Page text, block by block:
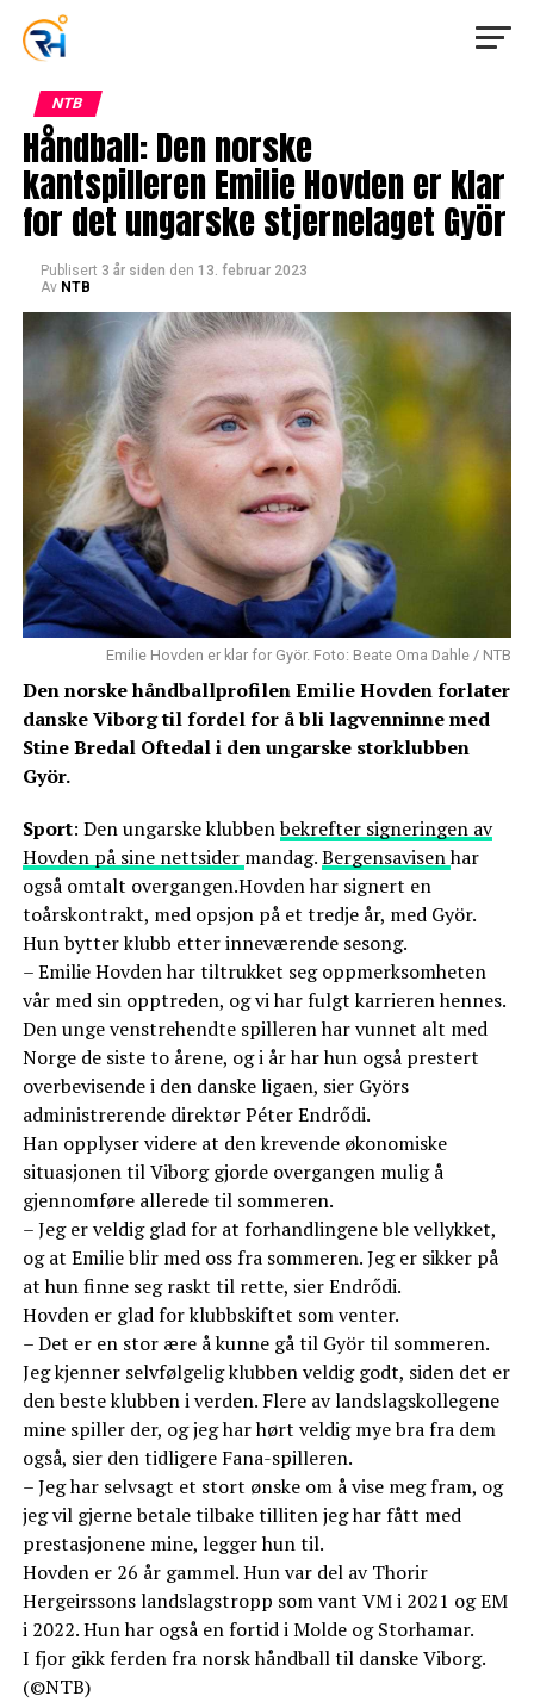
NTB
Håndball: Den norske
kantspilleren Emilie Hovden er klar
for det ungarske stjernelaget Györ
Publisert 3 år siden den 13. februar 2023
Av NTB
Emilie Hovden er klar for Györ. Foto: Beate Oma Dahle / NTB
Den norske håndballprofilen Emilie Hovden forlater
danske Viborg til fordel for å bli lagvenninne med
Stine Bredal Oftedal i den ungarske storklubben
Györ.
Sport: Den ungarske klubbenbekrefter signeringen av
Hovden på sine nettsider mandag.Bergensavisenhar
også omtalt overgangen.Hovden har signert en
toårskontrakt, med opsjon på et tredje år, med Györ.
Hun bytter klubb etter inneværende sesong.
– Emilie Hovden har tiltrukket seg oppmerksomheten
vår med sin opptreden, og vi har fulgt karrieren hennes.
Den unge venstrehendte spilleren har vunnet alt med
Norge de siste to årene, og i år har hun også prestert
overbevisende i den danske ligaen, sier Györs
administrerende direktør Péter Endrődi.
Han opplyser videre at den krevende økonomiske
situasjonen til Viborg gjorde overgangen mulig å
gjennomføre allerede til sommeren.
– Jeg er veldig glad for at forhandlingene ble vellykket,
og at Emilie blir med oss ​​fra sommeren. Jeg er sikker på
at hun finne seg raskt til rette, sier Endrődi.
Hovden er glad for klubbskiftet som venter.
– Det er en stor ære å kunne gå til Györ til sommeren.
Jeg kjenner selvfølgelig klubben veldig godt, siden det er
den beste klubben i verden. Flere av landslagskollegene
mine spiller der, og jeg har hørt veldig mye bra fra dem
også, sier den tidligere Fana-spilleren.
– Jeg har selvsagt et stort ønske om å vise meg fram, og
jeg vil gjerne betale tilbake tilliten jeg har fått med
prestasjonene mine, legger hun til.
Hovden er 26 år gammel. Hun var del av Thorir
Hergeirssons landslagstropp som vant VM i 2021 og EM
i 2022. Hun har også en fortid i Molde og Storhamar.
I fjor gikk ferden fra norsk håndball til danske Viborg.
(©NTB)